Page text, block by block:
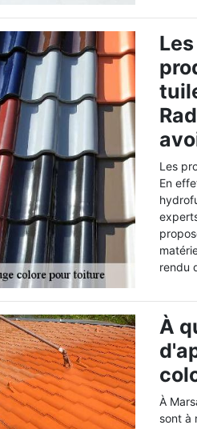
Les
En
rendu
À
À
sont à